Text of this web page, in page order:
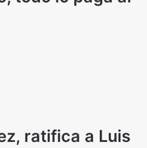
ratifica a Luis